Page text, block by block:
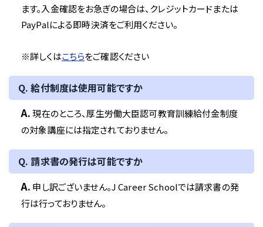
ます。入金確認をお急ぎの場合は、クレジットカードまたは
PayPalによる即時決済をご利用ください。
※詳しくはこちらをご確認ください
Q. 給付制度は使用可能ですか
A.現在のところ、厚生労働大臣認可教育訓練給付金制度
の対象講座には指定されておりません。
Q. 請求書の発行は可能ですか
A. 申し訳ございません。J Career Schoolでは請求書の発
行は行っておりません。